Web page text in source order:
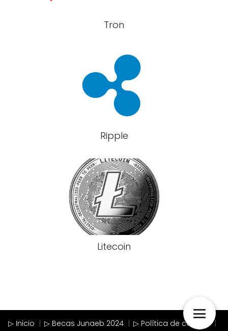
Tron
Ripple
Litecoin
▷ Inicio ▷ Becas Junaeb 2024
▷ Política de cookies